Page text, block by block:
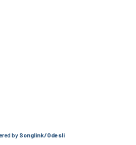
by Songlink/Odesli